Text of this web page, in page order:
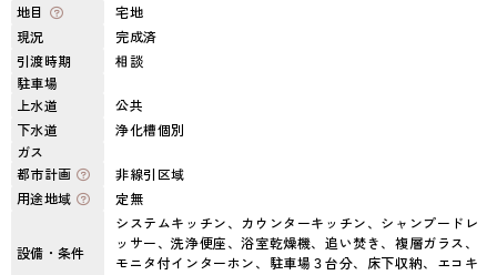
地目
宅地
現況
完成済
引渡時期
相談
駐車場
上水道
公共
下水道
浄化槽個別
ガス
都市計画
非線引区域
用途地域
定無
設備・条件
システムキッチン、カウンターキッチン、シャンプードレ
ッサー、洗浄便座、浴室乾燥機、追い焚き、複層ガラス、
モニタ付インターホン、駐車場３台分、床下収納、エコキ